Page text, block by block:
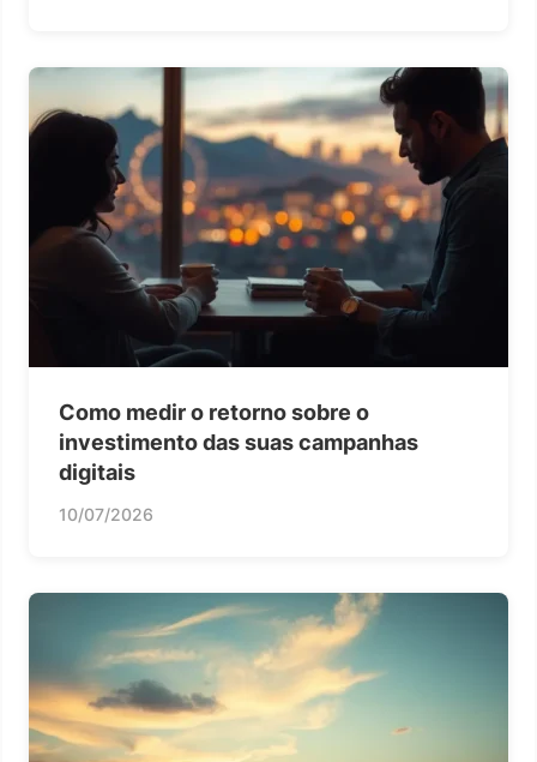
Como medir o retorno sobre o
investimento das suas campanhas
digitais
10/07/2026